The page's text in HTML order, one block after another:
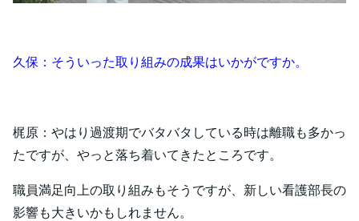
久保：そういった取り組みの成果はいかがですか。
梶原：やはり過渡期でバタバタしている時は離職も多かっ
たですが、やっと落ち着いてきたところです。
職員満足向上の取り組みもそうですが、新しい看護部長の
影響も大きいかもしれません。